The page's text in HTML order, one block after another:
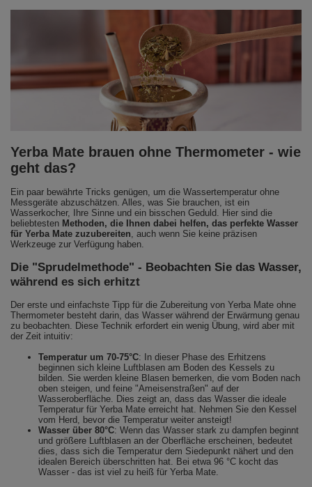
Yerba Mate brauen ohne Thermometer - wie
geht das?
Ein paar bewährte Tricks genügen, um die Wassertemperatur ohne
Messgeräte abzuschätzen. Alles, was Sie brauchen, ist ein
Wasserkocher, Ihre Sinne und ein bisschen Geduld. Hier sind die
beliebtesten Methoden, die Ihnen dabei helfen, das perfekte Wasser
für Yerba Mate zuzubereiten, auch wenn Sie keine präzisen
Werkzeuge zur Verfügung haben.
Die "Sprudelmethode" - Beobachten Sie das Wasser,
während es sich erhitzt
Der erste und einfachste Tipp für die Zubereitung von Yerba Mate ohne
Thermometer besteht darin, das Wasser während der Erwärmung genau
zu beobachten. Diese Technik erfordert ein wenig Übung, wird aber mit
der Zeit intuitiv:
Temperatur um 70-75°C: In dieser Phase des Erhitzens
beginnen sich kleine Luftblasen am Boden des Kessels zu
bilden. Sie werden kleine Blasen bemerken, die vom Boden nach
oben steigen, und feine "Ameisenstraßen" auf der
Wasseroberfläche. Dies zeigt an, dass das Wasser die ideale
Temperatur für Yerba Mate erreicht hat. Nehmen Sie den Kessel
vom Herd, bevor die Temperatur weiter ansteigt!
Wasser über 80°C: Wenn das Wasser stark zu dampfen beginnt
und größere Luftblasen an der Oberfläche erscheinen, bedeutet
dies, dass sich die Temperatur dem Siedepunkt nähert und den
idealen Bereich überschritten hat. Bei etwa 96 °C kocht das
Wasser - das ist viel zu heiß für Yerba Mate.